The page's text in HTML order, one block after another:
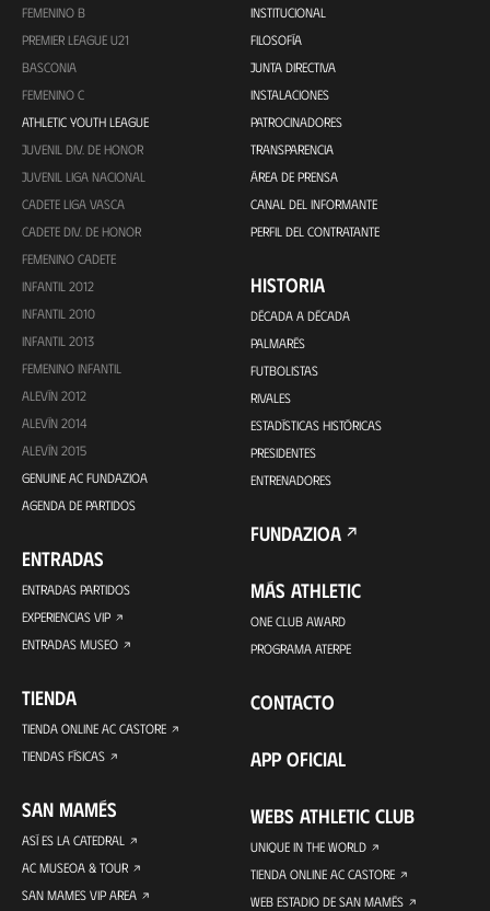
FEMENINO B
PREMIER LEAGUE U21
BASCONIA
FEMENINO C
ATHLETIC YOUTH LEAGUE
JUVENIL DIV. DE HONOR
JUVENIL LIGA NACIONAL
CADETE LIGA VASCA
CADETE DIV. DE HONOR
FEMENINO CADETE
INFANTIL 2012
INFANTIL 2010
INFANTIL 2013
FEMENINO INFANTIL
ALEVÍN 2012
ALEVÍN 2014
ALEVÍN 2015
GENUINE AC FUNDAZIOA
AGENDA DE PARTIDOS
ENTRADAS
ENTRADAS PARTIDOS
EXPERIENCIAS VIP
ENTRADAS MUSEO
TIENDA
TIENDA ONLINE AC CASTORE
TIENDAS FÍSICAS
SAN MAMÉS
ASÍ ES LA CATEDRAL
AC MUSEOA & TOUR
SAN MAMES VIP AREA
INSTITUCIONAL
FILOSOFÍA
JUNTA DIRECTIVA
INSTALACIONES
PATROCINADORES
TRANSPARENCIA
ÁREA DE PRENSA
CANAL DEL INFORMANTE
PERFIL DEL CONTRATANTE
HISTORIA
DÉCADA A DÉCADA
PALMARÉS
FUTBOLISTAS
RIVALES
ESTADÍSTICAS HISTÓRICAS
PRESIDENTES
ENTRENADORES
FUNDAZIOA
MÁS ATHLETIC
ONE CLUB AWARD
PROGRAMA ATERPE
CONTACTO
APP OFICIAL
WEBS ATHLETIC CLUB
UNIQUE IN THE WORLD
TIENDA ONLINE AC CASTORE
WEB ESTADIO DE SAN MAMÉS